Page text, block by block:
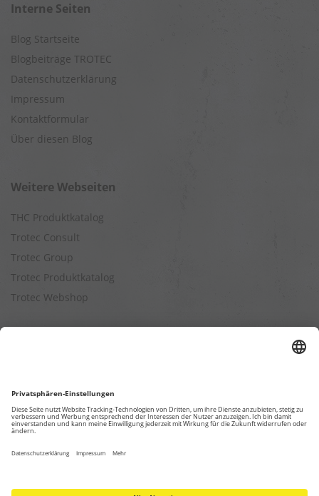
Interne Seiten
Blog Startseite
Blogbeiträge TROTEC
Datenschutzerklärung
Impressum
Kontaktformular
Über diesen Blog
Weitere Webseiten
THC Produktkatalog
Trotec Consult
Trotec Group
Trotec Produktkatalog
Trotec Webshop
Entfeuchtungsleistung berechnen
Kapazitätsberechnung für Luftreiniger
Klimatisierungsleistung berechnen
Ventilationsleistung berechnen